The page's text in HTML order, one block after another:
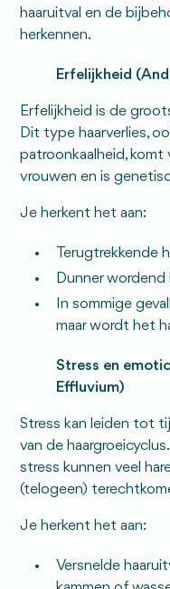
haaruitval en de
herkennen.
Erfelijkheid
Erfelijkheid is de
Dit type haarverlies,
patroonkaalheid, komt
vrouwen en is
Je herkent het aan:
Terugtrekkende
Dunner
In sommige
maar wordt het
Stress en
Effluvium)
Stress kan leiden tot
van de
stress kunnen veel
(telogeen)
Je herkent het aan:
Versnelde